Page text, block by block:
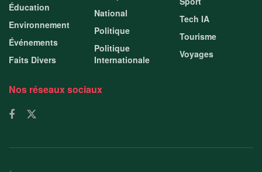
Éducation
Environnement
Événements
Faits Divers
National
Politique
Politique
Internationale
Tech IA
Tourisme
Voyages
Nos réseaux sociaux